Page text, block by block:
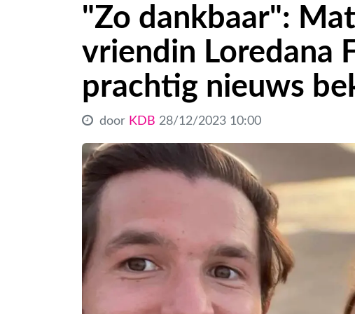
"Zo dankbaar":
vriendin Loredana
prachtig nieuws
door KDB 28/12/2023 10:00